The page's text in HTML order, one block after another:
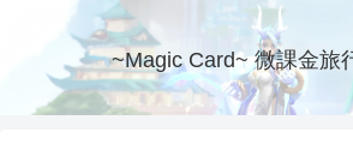
~Magic Card~ 微課金旅